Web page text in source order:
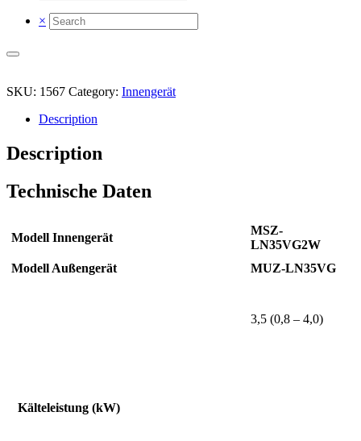
×
SKU: 1567 Category: Innengerät
Description
Description
Technische Daten
Modell Innengerät
MSZ-
LN35VG2W
Modell Außengerät
MUZ-LN35VG
Kälteleistung (kW)
3,5 (0,8 – 4,0)